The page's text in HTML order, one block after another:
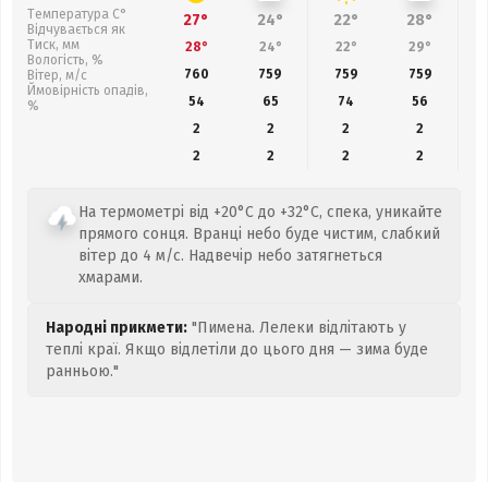
Температура С°
Відчувається як
Тиск, мм
Вологість, %
Вітер, м/с
Ймовірність опадів,
%
27° 24° 22° 28°
28° 24° 22° 29°
760
759 759 759
54
65 74
56
2
2 2
2
2
2 2 2
На термометрі від +20°C до +32°C, спека, уникайте
прямого сонця. Вранці небо буде чистим, слабкий
вітер до 4 м/с. Надвечір небо затягнеться
хмарами.
Народні прикмети: "Пимена. Лелеки відлітають у
теплі краї. Якщо відлетіли до цього дня — зима буде
ранньою."